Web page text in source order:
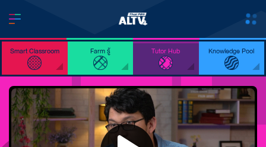
Smart Classroom Farm รู้ Tutor Hub Knowledge Pool